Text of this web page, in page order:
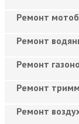
Ремонт
Ремонт
Ремонт
Ремонт
Ремонт